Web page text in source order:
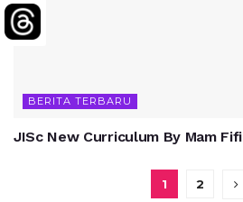
BERITA TERBARU
JISc New Curriculum By Mam Fifi
1 2